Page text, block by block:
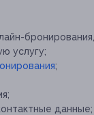
услугу;
;
данные;